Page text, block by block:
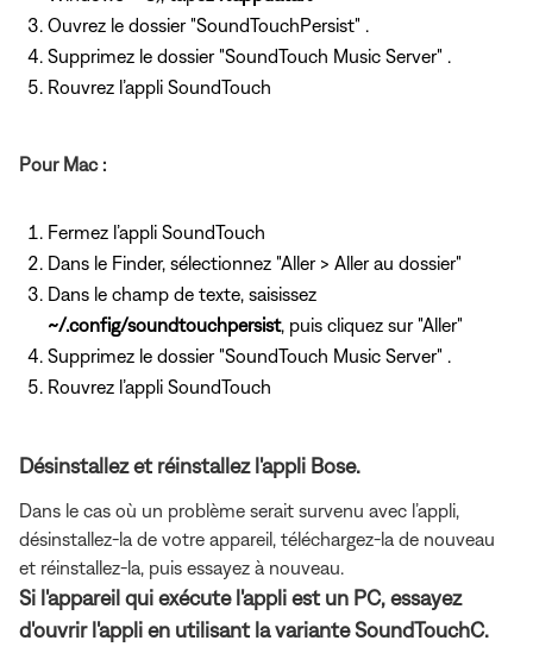
Ouvrez le dossier "SoundTouchPersist" .
Supprimez le dossier "SoundTouch Music Server" .
Rouvrez l’appli SoundTouch
Pour Mac :
Fermez l’appli SoundTouch
Dans le Finder, sélectionnez "Aller > Aller au dossier"
Dans le champ de texte, saisissez
~/.config/soundtouchpersist, puis cliquez sur "Aller"
Supprimez le dossier "SoundTouch Music Server" .
Rouvrez l’appli SoundTouch
Désinstallez et réinstallez l'appli Bose.
Dans le cas où un problème serait survenu avec l’appli,
désinstallez-la de votre appareil, téléchargez-la de nouveau
et réinstallez-la, puis essayez à nouveau.
Si l'appareil qui exécute l'appli est un PC, essayez
d'ouvrir l'appli en utilisant la variante SoundTouchC.